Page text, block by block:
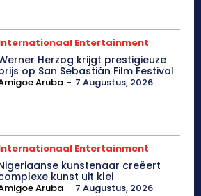
Entertainment
Herzog krijgt prestigieuze
op San Sebastián Film Festival
Aruba - 7 Augustus, 2026
Entertainment
kunstenaar creëert
kunst uit klei
Aruba - 7 Augustus, 2026